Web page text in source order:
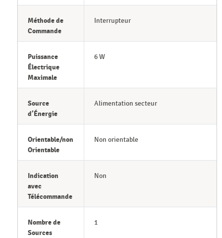
Méthode de
Commande
Interrupteur
Puissance
Électrique
Maximale
6 W
Source
d’Énergie
Alimentation secteur
Orientable/non
Orientable
Non orientable
Indication
avec
Télécommande
Non
Nombre de
Sources
1